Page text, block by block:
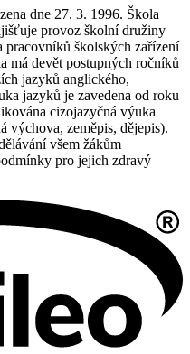
dne 27. 3. 1996. Škola
provoz školní družiny
pracovníků školských zařízení
má devět postupných ročníků
jazyků anglického,
jazyků je zavedena od roku
cizojazyčná výuka
výchova, zeměpis, dějepis).
všem žákům
pro jejich zdravý